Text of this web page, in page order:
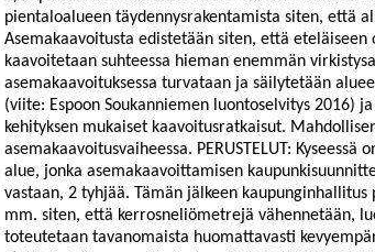
pientaloalueen täydennysrakentamista siten, että
Asemakaavoitusta edistetään siten, että
kaavoitetaan suhteessa hieman enemmän
asemakaavoituksessa turvataan ja säilytetään
(viite: Espoon Soukanniemen luontoselvitys 2016)
kehityksen mukaiset kaavoitusratkaisut.
asemakaavoitusvaiheessa. PERUSTELUT:
alue, jonka asemakaavoittamisen
vastaan, 2 tyhjää. Tämän jälkeen
mm. siten, että kerrosneliömetrejä vähennetään,
toteutetaan tavanomaista huomattavasti